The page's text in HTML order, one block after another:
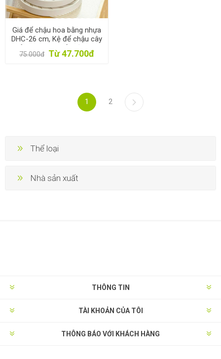
Giá để chậu hoa bằng nhựa
DHC-26 cm, Kệ để chậu cây
cảnh 4 bánh, Đế chậu cây
có bánh xe lăn
75.000đ Từ 47.700đ
1 2
Thể loại
Nhà sản xuất
THÔNG TIN
TÀI KHOẢN CỦA TÔI
THÔNG BÁO VỚI KHÁCH HÀNG